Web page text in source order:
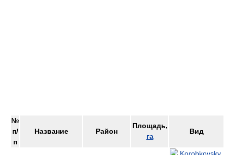
№
п/
п
Название Район
Площадь,
га
Вид